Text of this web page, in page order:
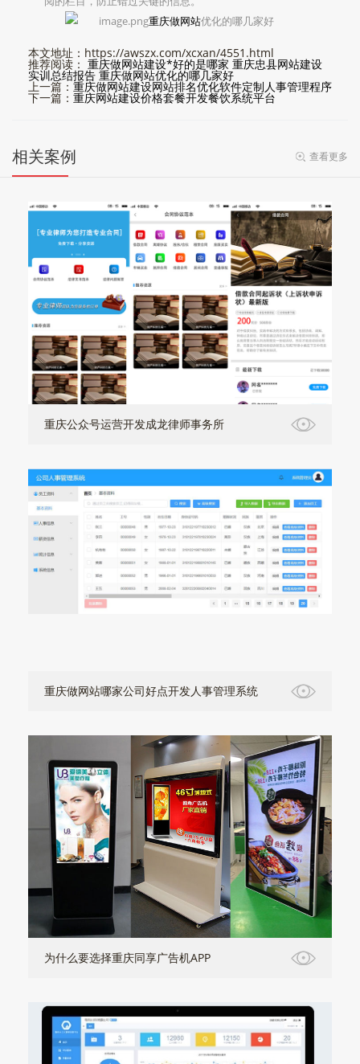
重庆做网站优化的哪几家好
本文地址：https://awszx.com/xcxan/4551.html
推荐阅读： 重庆做网站建设*好的是哪家 重庆忠县网站建设
实训总结报告 重庆做网站优化的哪几家好
上一篇：重庆做网站建设网站排名优化软件定制人事管理程序
下一篇： 重庆网站建设价格套餐开发餐饮系统平台
相关案例 查看更多
重庆公众号运营开发成龙律师事务所
重庆做网站哪家公司好点开发人事管理系统
为什么要选择重庆同享广告机APP